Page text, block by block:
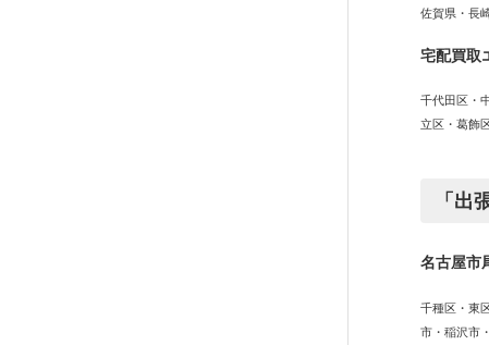
り
佐賀県・長
宅配買取
千代田区・
立区・葛飾
「出
名古屋市
千種区・東
市・稲沢市